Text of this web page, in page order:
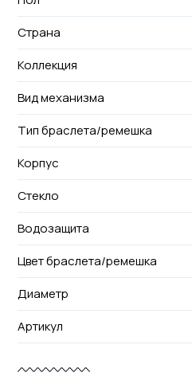
Страна
Коллекция
Вид механизма
Тип браслета/ремешка
Корпус
Стекло
Водозащита
Цвет браслета/ремешка
Диаметр
Артикул